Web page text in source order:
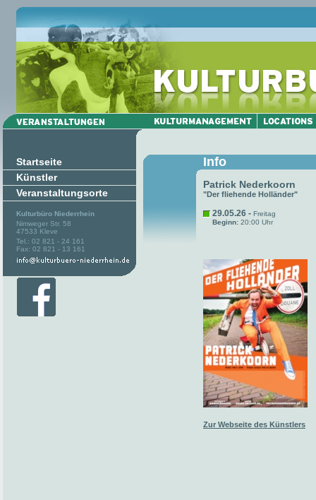
Startseite
Künstler
Veranstaltungsorte
Kulturbüro Niederrhein
Nimweger Str. 58
47533 Kleve
Tel.: 02 821 - 24 161
Fax: 02 821 - 13 161
Info
Patrick Nederkoorn
"Der fliehende Holländer"
29.05.26 - Freitag
Beginn: 20:00 Uhr
Zur Webseite des Künstlers